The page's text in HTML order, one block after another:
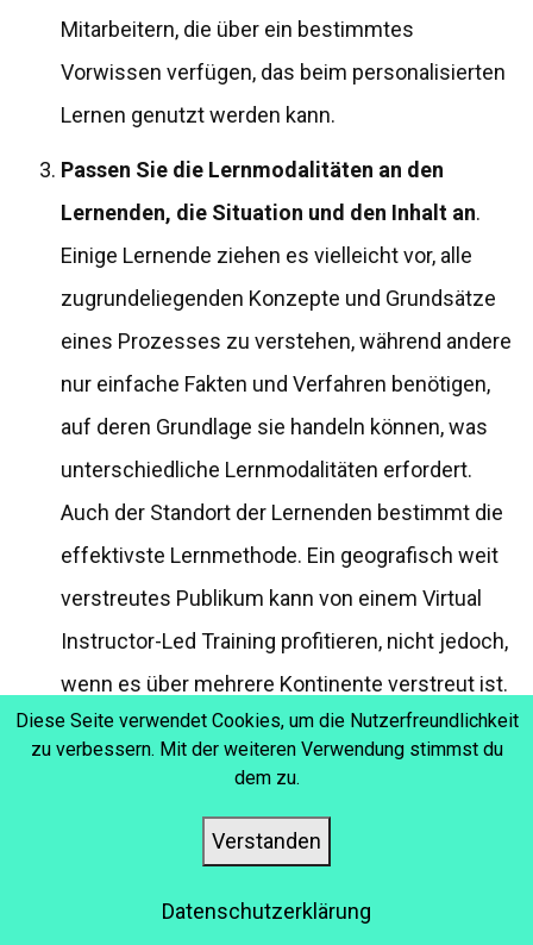
Mitarbeitern, die über ein bestimmtes
Vorwissen verfügen, das beim personalisierten
Lernen genutzt werden kann.
Passen Sie die Lernmodalitäten an den
Lernenden, die Situation und den Inhalt an.
Einige Lernende ziehen es vielleicht vor, alle
zugrundeliegenden Konzepte und Grundsätze
eines Prozesses zu verstehen, während andere
nur einfache Fakten und Verfahren benötigen,
auf deren Grundlage sie handeln können, was
unterschiedliche Lernmodalitäten erfordert.
Auch der Standort der Lernenden bestimmt die
effektivste Lernmethode. Ein geografisch weit
verstreutes Publikum kann von einem Virtual
Instructor-Led Training profitieren, nicht jedoch,
wenn es über mehrere Kontinente verstreut ist.
In diesem Fall ist eine asynchrone Form der
Vermittlung besser geeignet. Zu guter Letzt,
und das ist das Wichtigste, sollte der Inhalt
selbst für personalisierte Lernerfahrungen
sorgen. Führungstrainings, die eine hohes Maß
Diese Seite verwendet Cookies, um die Nutzerfreundlichkeit
zu verbessern. Mit der weiteren Verwendung stimmst du
dem zu.
Verstanden
Datenschutzerklärung